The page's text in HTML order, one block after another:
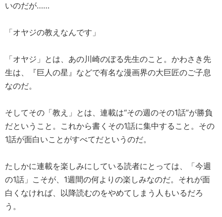
いのだが……
「オヤジの教えなんです」
「オヤジ」とは、あの川崎のぼる先生のこと。かわさき先
生は、『巨人の星』などで有名な漫画界の大巨匠のご子息
なのだ。
そしてその「教え」とは、連載は“その週のその1話”が勝負
だということ。これから書くその1話に集中すること。その
1話が面白いことがすべてだというのだ。
たしかに連載を楽しみにしている読者にとっては、「今週
の1話」こそが、1週間の何よりの楽しみなのだ。それが面
白くなければ、以降読むのをやめてしまう人もいるだろ
う。